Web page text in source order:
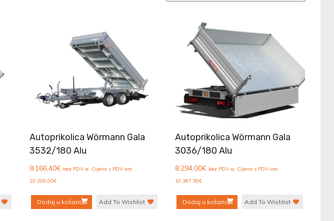
Autoprikolica Wörmann Gala
3532/180 Alu
8.166,40€ bez PDV-a. Cijena s PDV-om:
10.208,00€
Dodaj u košaricu Add To Wishlist
Autoprikolica Wörmann Gala
3036/180 Alu
8.294,00€ bez PDV-a. Cijena s PDV-om:
10.367,50€
Dodaj u košaricu Add To Wishlist